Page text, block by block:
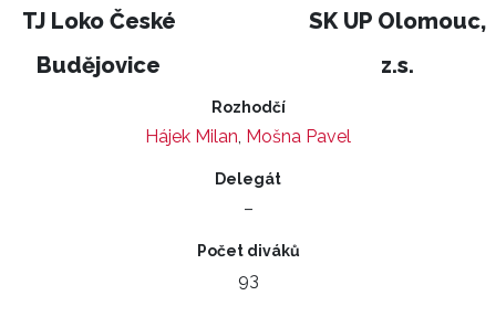
TJ Loko České
Budějovice
SK UP Olomouc,
z.s.
Rozhodčí
Hájek Milan, Mošna Pavel
Delegát
–
Počet diváků
93